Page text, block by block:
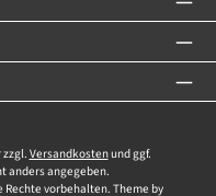
Versandkostenund ggf.
anders angegeben.
vorbehalten. Theme by